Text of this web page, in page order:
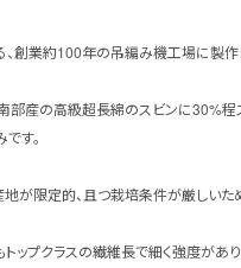
創業約100年の吊編み機工場に製
部産の高級超長綿のスビンに30%程
す。
が限定的、且つ栽培条件が厳しいた
ップクラスの繊維長で細く強度があ